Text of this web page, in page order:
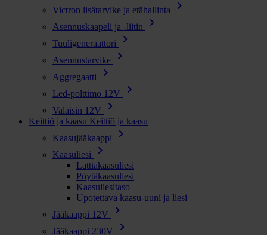
Victron lisätarvike ja etähallinta chevron_right
Asennuskaapeli ja -liitin chevron_right
Tuuligeneraattori chevron_right
Asennustarvike chevron_right
Aggregaatti chevron_right
Led-polttimo 12V chevron_right
Valaisin 12V chevron_right
Keittiö ja kaasu Keittiö ja kaasu
Kaasujääkaappi
chevron_right
Kaasuliesi chevron_right
Lattiakaasuliesi
Pöytäkaasuliesi
Kaasuliesitaso
Upotettava kaasu-uuni ja liesi
Jääkaappi 12V
chevron_right
Jääkaappi 230V chevron_right